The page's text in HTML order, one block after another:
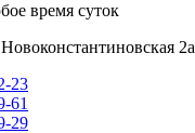
время суток
2а
23
61
29